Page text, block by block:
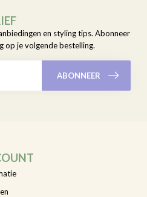
en styling tips. Abonneer
op je volgende bestelling.
ABONNEER